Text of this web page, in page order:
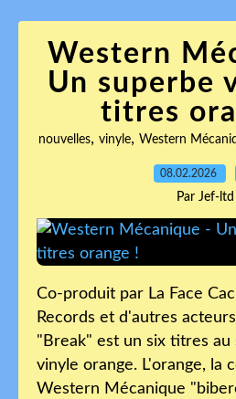
Western
Un superbe
titres
nouvelles, vinyle, Western
08.02.2026
Par Jef-ltd
Co-produit par La Face
Records et d'autres
"Break" est un six titres
vinyle orange. L'orange, la
Western Mécanique